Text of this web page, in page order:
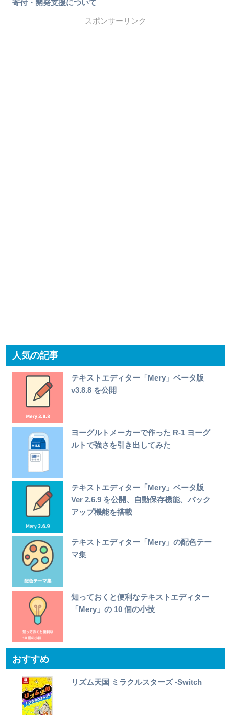
寄付・開発支援について
スポンサーリンク
人気の記事
テキストエディター「Mery」ベータ版
v3.8.8 を公開
ヨーグルトメーカーで作った R-1 ヨーグ
ルトで強さを引き出してみた
テキストエディター「Mery」ベータ版
Ver 2.6.9 を公開、自動保存機能、バック
アップ機能を搭載
テキストエディター「Mery」の配色テー
マ集
知っておくと便利なテキストエディター
「Mery」の 10 個の小技
おすすめ
リズム天国 ミラクルスターズ -Switch